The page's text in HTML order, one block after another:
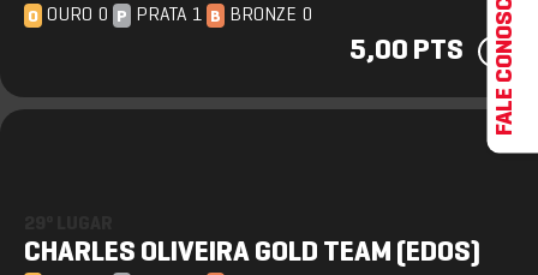
O OURO 0 P PRATA 1 B BRONZE 0
5,00 PTS
CHARLES OLIVEIRA GOLD TEAM (EDOS)
FALE CONOSCO